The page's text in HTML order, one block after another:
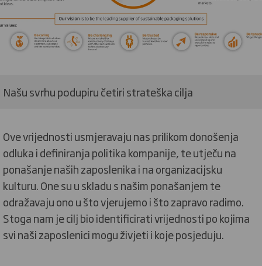
Našu svrhu podupiru četiri strateška cilja
Ove vrijednosti usmjeravaju nas prilikom donošenja
odluka i definiranja politika kompanije, te utječu na
ponašanje naših zaposlenika i na organizacijsku
kulturu. One su u skladu s našim ponašanjem te
odražavaju ono u što vjerujemo i što zapravo radimo.
Stoga nam je cilj bio identificirati vrijednosti po kojima
svi naši zaposlenici mogu živjeti i koje posjeduju.